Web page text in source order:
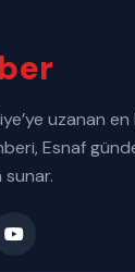
uzanan en
Esnaf
sunar.